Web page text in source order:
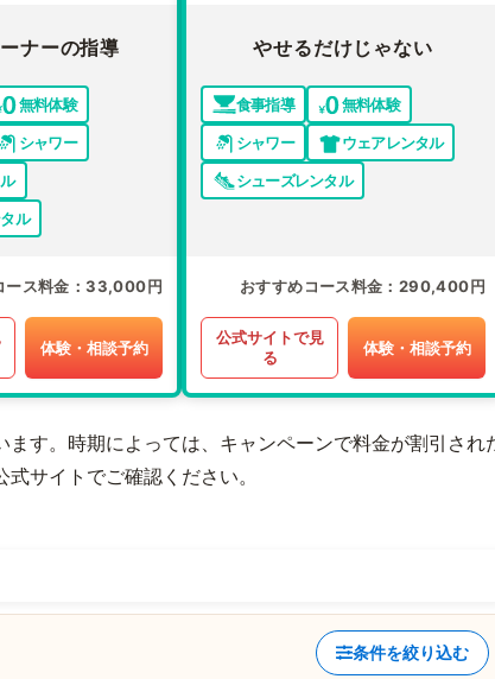
ナーの指導
無料体験
シャワー
ル
ース料金 33,000円
体験・相談予約
やせるだけじゃない
食事指導
無料体験
シャワー
ウェアレンタル
シューズレンタル
おすすめコース料金 290,400円
公式サイトで見
る
体験・相談予約
す。時期によっては、キャンペーンで料金が割引され
サイトでご確認ください。
条件を絞り込む